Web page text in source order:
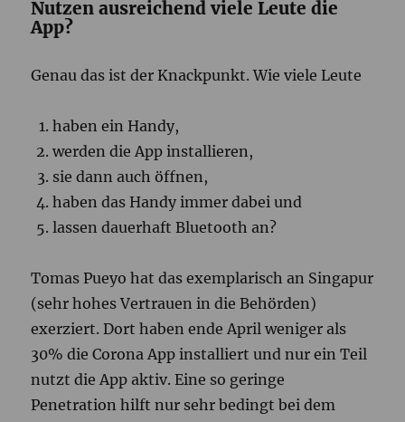
Nutzen ausreichend viele Leute die
App?
Genau das ist der Knackpunkt. Wie viele Leute
haben ein Handy,
werden die App installieren,
sie dann auch öffnen,
haben das Handy immer dabei und
lassen dauerhaft Bluetooth an?
Tomas Pueyo hat das exemplarisch an Singapur
(sehr hohes Vertrauen in die Behörden)
exerziert. Dort haben ende April weniger als
30% die Corona App installiert und nur ein Teil
nutzt die App aktiv. Eine so geringe
Penetration hilft nur sehr bedingt bei dem